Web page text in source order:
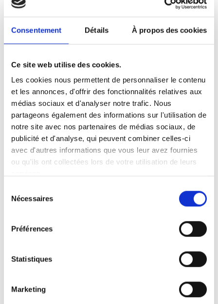
Consentement Détails À propos des cookies
Ce site web utilise des cookies.
Les cookies nous permettent de personnaliser le contenu
et les annonces, d'offrir des fonctionnalités relatives aux
médias sociaux et d'analyser notre trafic. Nous
partageons également des informations sur l'utilisation de
notre site avec nos partenaires de médias sociaux, de
publicité et d'analyse, qui peuvent combiner celles-ci
avec d'autres informations que vous leur avez fournies
ou qu'ils ont collectées lors de votre utilisation de leurs
Nécessaires
Préférences
Statistiques
Marketing